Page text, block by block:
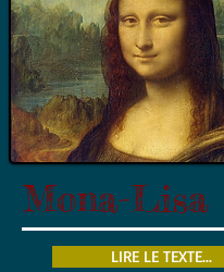
LIRE LE TEXTE...
Mona-Lisa